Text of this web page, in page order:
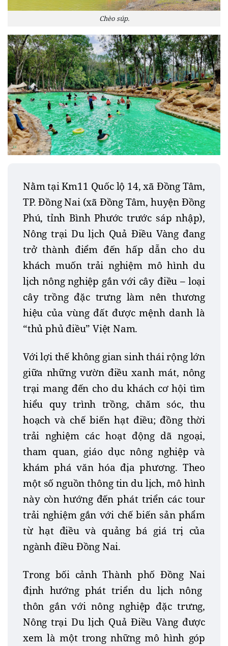
Chèo súp.
Nằm tại Km11 Quốc lộ 14, xã Đồng Tâm,
TP. Đồng Nai (xã Đồng Tâm, huyện Đồng
Phú, tỉnh Bình Phước trước sáp nhập),
Nông trại Du lịch Quả Điều Vàng đang
trở thành điểm đến hấp dẫn cho du
khách muốn trải nghiệm mô hình du
lịch nông nghiệp gắn với cây điều – loại
cây trồng đặc trưng làm nên thương
hiệu của vùng đất được mệnh danh là
“thủ phủ điều” Việt Nam.
Với lợi thế không gian sinh thái rộng lớn
giữa những vườn điều xanh mát, nông
trại mang đến cho du khách cơ hội tìm
hiểu quy trình trồng, chăm sóc, thu
hoạch và chế biến hạt điều; đồng thời
trải nghiệm các hoạt động dã ngoại,
tham quan, giáo dục nông nghiệp và
khám phá văn hóa địa phương. Theo
một số nguồn thông tin du lịch, mô hình
này còn hướng đến phát triển các tour
trải nghiệm gắn với chế biến sản phẩm
từ hạt điều và quảng bá giá trị của
ngành điều ĐồngNai.
Trong bối cảnh Thành phố Đồng Nai
định hướng phát triển du lịch nông
thôn gắn với nông nghiệp đặc trưng,
Nông trại Du lịch Quả Điều Vàng được
xem là một trong những mô hình góp